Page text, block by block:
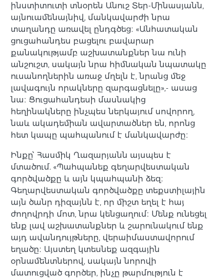
ինստիտուտի տնօրեն Անուշ Տեր-Մինասյանն,
այնուամենայնիվ, մանկավարժի նրա
տաղանդը առավել ընդգծեց։ «Անհատական
ցուցահանդես բացելու բավարար
քանակությամբ աշխատանքներ նա ունի
անշուշտ, սակայն նրա հիմնական նպատակը
ուսանողներին առաջ մղելն է, նրանց մեջ
լավագույն որակները զարգացնելը»,- ասաց
նա։ Ցուցահանդեսի մասնակից
հեղինակները ինչպես ներկայում սովորող,
նաև ակադեմիան ավարտածներ են, որոնց
հետ կապը պահպանում է մանկավարժը։
Ինքը՝ Հասմիկ Ղազարյանն այսպես է
մտածում. «Պահպանեք գեղարվեստական
գործվածքը և այն կպահպանի ձեզ։
Գեղարվեստական գործվածքը տեքստիլային
այն ծանր դիզայնն է, որ միշտ եղել է հայ
ժողովրդի մոտ, նրա կենցաղում։ Մենք ունեցել
ենք լավ աշխատանքներ և շարունակում ենք
այդ ավանդույթները, վերաիմաստավորում
եղածը։ Այստեղ կտեսնեք ազգային
օրնամենտներով, սակայն նորովի
մատուցված գործեր, ինչը թարմություն է